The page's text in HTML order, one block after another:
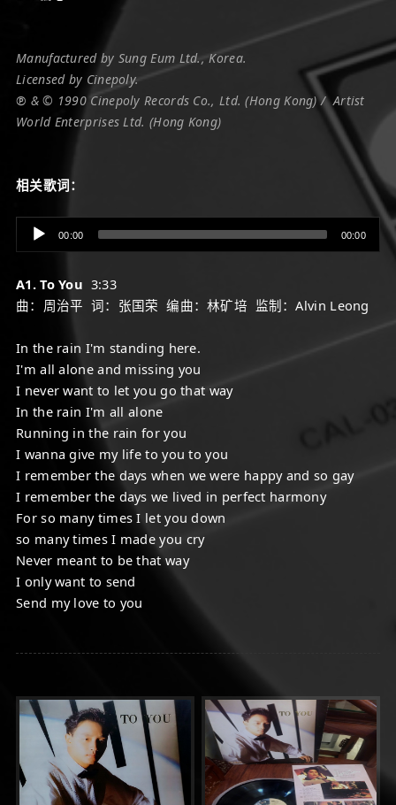
Manufactured by Sung Eum Ltd., Korea.
Licensed by Cinepoly.
℗ & © 1990 Cinepoly Records Co., Ltd. (Hong Kong) /Artist
World Enterprises Ltd. (Hong Kong)
相关歌词：
Audio
Player
00:00 00:00
A1. To You 3:33
曲：周治平 词：张国荣 编曲：林矿培 监制：Alvin Leong
In the rain I'm standing here.
I'm all alone and missing you
I never want to let you go that way
In the rain I'm all alone
Running in the rain for you
I wanna give my life to you to you
I remember the days when we were happy and so gay
I remember the days we lived in perfect harmony
For so many times I let you down
so many times I made you cry
Never meant to be that way
I only want to send
Send my love to you